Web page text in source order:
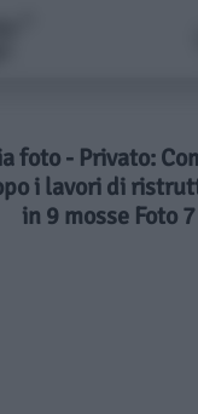
foto - Privato:
i lavori di
in 9 mosse Foto 7